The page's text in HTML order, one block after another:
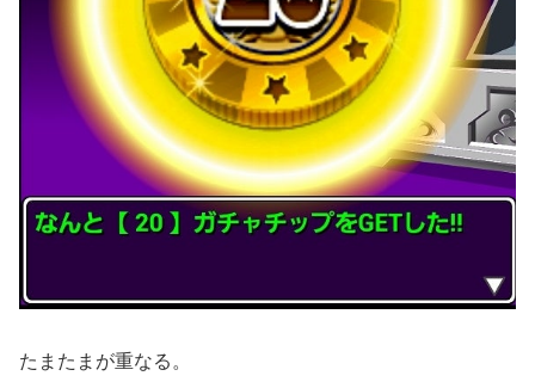
たまたまが重なる。